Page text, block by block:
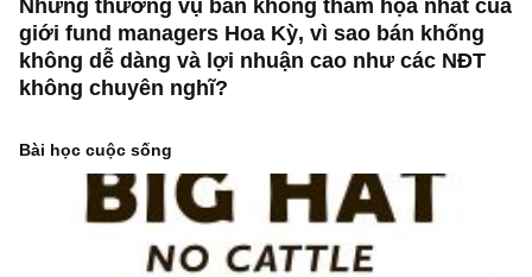
Chuyện ngắn: Mr. Scott Fearon đi xem dự án